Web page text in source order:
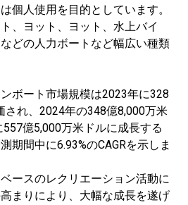
個人使用を目的としています。
、ヨット、ヨット、水上バイ
どの人力ボートなど幅広い種類
ボート市場規模は2023年に328
され、2024年の348億8,000万米
億5,000万米ドルに成長する
期間中に6.93%のCAGRを示しま
ースのレクリエーション活動に
まりにより、大幅な成長を遂げ